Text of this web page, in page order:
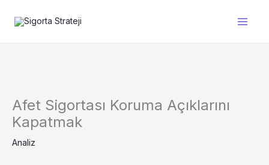
Afet Sigortası Koruma Açıklarını
Kapatmak
Analiz